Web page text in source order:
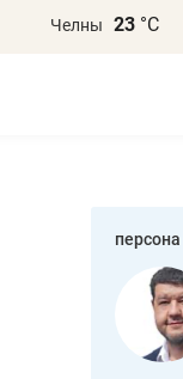
Челны 23 °С
персона